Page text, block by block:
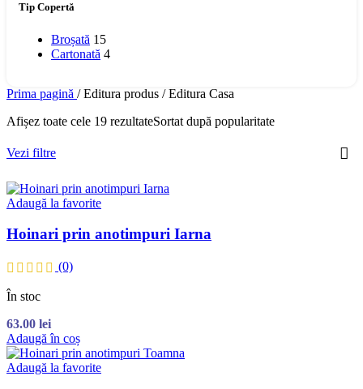
Tip Copertă
Broșată 15
Cartonată 4
Prima pagină / Editura produs / Editura Casa
Afișez toate cele 19 rezultateSortat după popularitate
Vezi filtre
Adaugă la favorite
Hoinari prin anotimpuri Iarna
(0)
În stoc
63.00 lei
Adaugă în coș
Adaugă la favorite